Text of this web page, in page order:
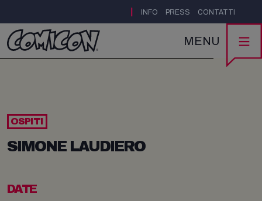
INFO PRESS CONTATTI
MENU
OSPITI
SIMONE LAUDIERO
DATE